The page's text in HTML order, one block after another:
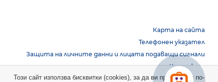
Карта на сайта
Телефонен указател
Защита на личните данни и лицата подаващи сигнали
Контакти
Този сайт използва бисквитки (cookies), за да ви предостави по-